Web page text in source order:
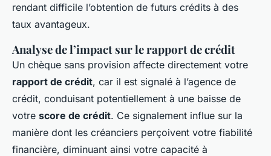
rendant difficile l’obtention de futurs crédits à des
taux avantageux.
Analyse de l’impact sur le rapport de crédit
Un chèque sans provision affecte directement votre
rapport de crédit, car il est signalé à l’agence de
crédit, conduisant potentiellement à une baisse de
votre score de crédit. Ce signalement influe sur la
manière dont les créanciers perçoivent votre fiabilité
financière, diminuant ainsi votre capacité à